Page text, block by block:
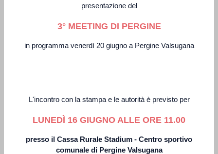
presentazione del
3° MEETING DI PERGINE
in programma venerdì 20 giugno a Pergine Valsugana
L'incontro con la stampa e le autorità è previsto per
LUNEDÌ 16 GIUGNO ALLE ORE 11.00
presso il Cassa Rurale Stadium - Centro sportivo
comunale di Pergine Valsugana